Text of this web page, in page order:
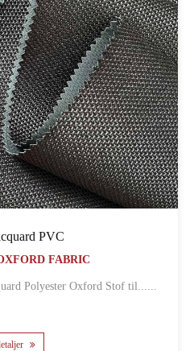
PVC
FABRIC
Polyester Oxford Stof til......